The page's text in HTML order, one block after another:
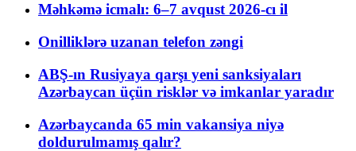
Məhkəmə icmalı: 6–7 avqust 2026-cı il
Onilliklərə uzanan telefon zəngi
ABŞ-ın Rusiyaya qarşı yeni sanksiyaları
Azərbaycan üçün risklər və imkanlar yaradır
Azərbaycanda 65 min vakansiya niyə
doldurulmamış qalır?